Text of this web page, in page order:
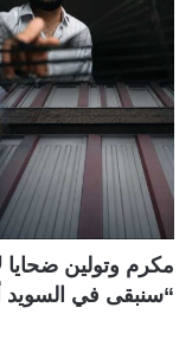
مكرم وتولين ضحايا
“سنبقى في